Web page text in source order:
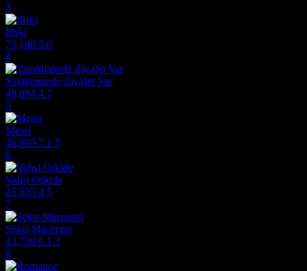
3
İlişki
73,140 5.0
4
Yatakhanede Ziyafet Var
49,894 4.7
5
Messi
46,095 7.1 5
6
Vahşi Orkide
45,635 4.5
7
Seksi Maceram
43,759 6.1 3
8